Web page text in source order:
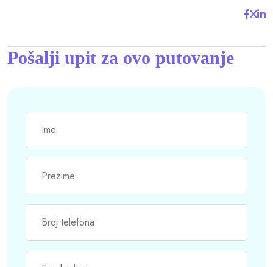
Pošalji upit za ovo putovanje